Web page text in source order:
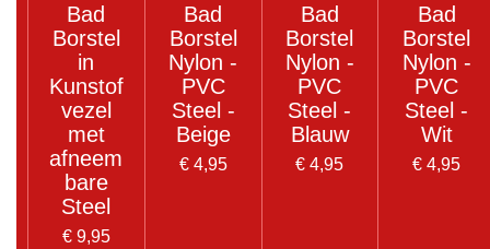
Bad
Borstel
in
Kunstof
vezel
met
afneem
bare
Steel
€ 9,95
Bad
Borstel
Nylon -
PVC
Steel -
Beige
€ 4,95
Bad
Borstel
Nylon -
PVC
Steel -
Blauw
€ 4,95
Bad
Borstel
Nylon -
PVC
Steel -
Wit
€ 4,95